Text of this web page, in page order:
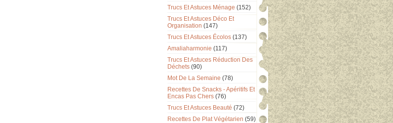
Trucs Et Astuces Ménage (152)
Trucs Et Astuces Déco Et
Organisation (147)
Trucs Et Astuces Écolos (137)
Amaliaharmonie (117)
Trucs Et Astuces Réduction Des
Déchets (90)
Mot De La Semaine (78)
Recettes De Snacks - Apéritifs Et
Encas Pas Chers (76)
Trucs Et Astuces Beauté (72)
Recettes De Plat Végétarien (59)